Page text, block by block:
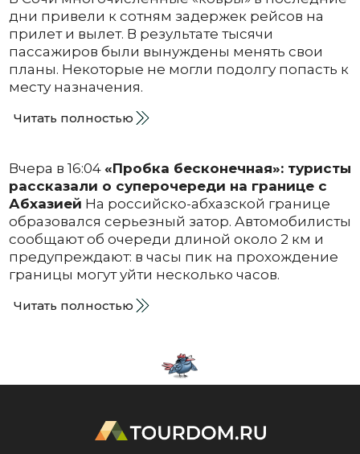
дни привели к сотням задержек рейсов на
прилет и вылет. В результате тысячи
пассажиров были вынуждены менять свои
планы. Некоторые не могли подолгу попасть к
месту назначения.
Читать полностью
Вчера в 16:04 «Пробка бесконечная»: туристы
рассказали о суперочереди на границе с
Абхазией На российско-абхазской границе
образовался серьезный затор. Автомобилисты
сообщают об очереди длиной около 2 км и
предупреждают: в часы пик на прохождение
границы могут уйти несколько часов.
Читать полностью